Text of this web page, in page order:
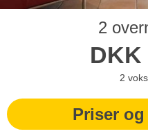
2
DKK
2
Priser